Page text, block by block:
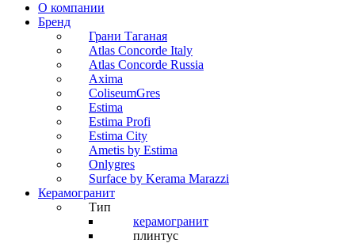
О компании
Бренд
Грани Таганая
Atlas Concorde Italy
Atlas Concorde Russia
Axima
ColiseumGres
Estima
Estima Profi
Estima City
Ametis by Estima
Onlygres
Surface by Kerama Marazzi
Керамогранит
Тип
керамогранит
плинтус